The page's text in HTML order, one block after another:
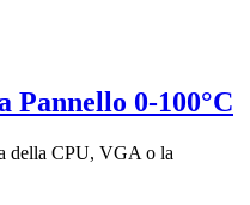
Pannello 0-100°C
della CPU, VGA o la